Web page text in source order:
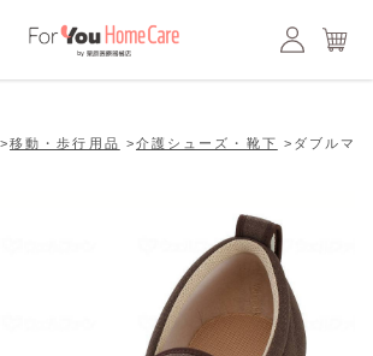
>移動・歩行用品 >介護シューズ・靴下 > ダブルマ